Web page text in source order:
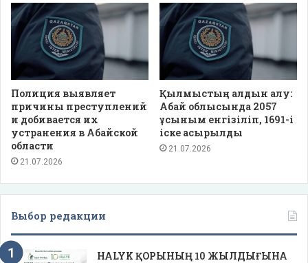
Полиция выявляет
причины преступлений
и добивается их
устранения в Абайской
области
21.07.2026
Қылмыстың алдын алу:
Абай облысында 2057
ұсыным енгізіліп, 1691-і
іске асырылды
21.07.2026
Выбор редакции
HALYK ҚОРЫНЫҢ 10 ЖЫЛДЫҒЫНА